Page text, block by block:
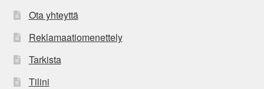
Ota yhteyttä
Reklamaatiomenettely
Tarkista
Tilini